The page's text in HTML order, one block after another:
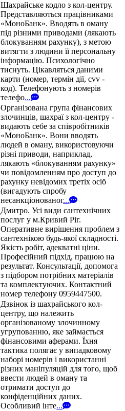
Шахрайське кодло з кол-центру.
Представляються працівниками
«МоноБанк». Вводять в оману
під різними приводами (лякають
блокуванням рахунку), з метою
витягти з людини її персональну
інформацію. Психологічно
тиснуть. Цікавляться даними
карти (номер, термін дії, cvv -
код). Телефонують з номерів
телефо...
Організована група фінансових
злочинців, шахраї з кол-центру -
видають себе за співробітників
«МоноБанк». Вони вводять
людей в оману, використовуючи
різні приводи, наприклад,
лякають «блокуванням рахунку»
чи повідомленням про доступ до
рахунку невідомих третіх осіб
(вигадують спробу
несанкціонованог...
Дмитро. Усі види сантехнічних
послуг у м.Кривий Ріг.
Оперативне вирішення проблем з
сантехнікою будь-якої складності.
Якість робіт, адекватні ціни.
Професійний підхід, працюю на
результат. Консультації, допомога
з підбором потрібних матеріалів
та комплектуючих. Контактний
номер телефону 0959447500.
Дзвінок із шахрайського кол-
центру, що належить
організованому злочинному
угрупованню, яке займається
фінансовими аферами. Їхня
тактика полягає у випадковому
наборі номерів і використанні
різних маніпуляцій для того, щоб
ввести людей в оману та
отримати доступ до
конфіденційних даних.
Особливий інте...